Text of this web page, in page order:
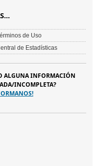
de Uso
de Estadísticas
ALGUNA INFORMACIÓN
INCOMPLETA?